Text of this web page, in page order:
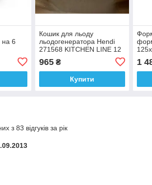
на 6
Кошик для льоду
льодогенератора Hendi
271568 KITCHEN LINE 12
965₴
Купити
1
з 83 відгуків за рік